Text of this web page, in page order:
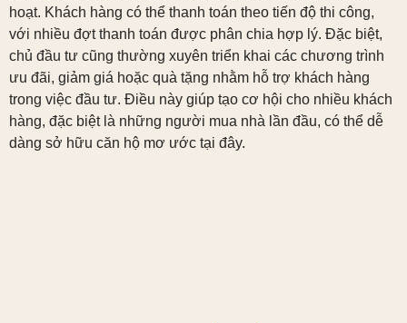
hoạt. Khách hàng có thể thanh toán theo tiến độ thi công,
với nhiều đợt thanh toán được phân chia hợp lý. Đặc biệt,
chủ đầu tư cũng thường xuyên triển khai các chương trình
ưu đãi, giảm giá hoặc quà tặng nhằm hỗ trợ khách hàng
trong việc đầu tư. Điều này giúp tạo cơ hội cho nhiều khách
hàng, đặc biệt là những người mua nhà lần đầu, có thể dễ
dàng sở hữu căn hộ mơ ước tại đây.